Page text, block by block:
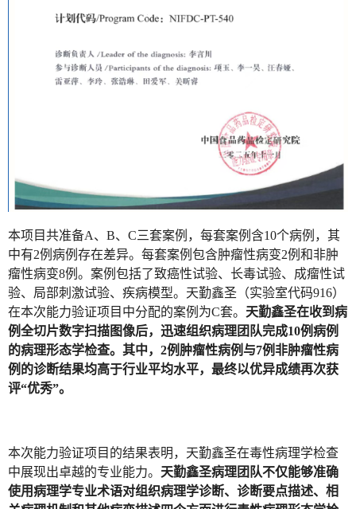
本项目共准备A、B、C三套案例，每套案例含10个病例，其
中有2例病例存在差异。每套案例包含肿瘤性病变2例和非肿
瘤性病变8例。案例包括了致癌性试验、长毒试验、成瘤性试
验、局部刺激试验、疾病模型。天勤鑫圣（实验室代码916）
在本次能力验证项目中分配的案例为C套。 天勤鑫圣在收到病
例全切片数字扫描图像后，迅速组织病理团队完成10例病例
的病理形态学检查。其中，2例肿瘤性病例与7例非肿瘤性病
例的诊断结果均高于行业平均水平， 最终以优异成绩再次获
评“优秀”。
本次能力验证项目的结果表明，天勤鑫圣在毒性病理学检查
中展现出卓越的专业能力。 天勤鑫圣病理团队不仅能够准确
使用病理学专业术语对组织病理学诊断、诊断要点描述、相